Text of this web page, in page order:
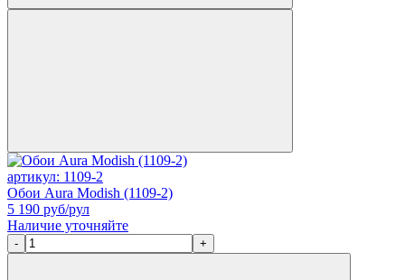
артикул: 1109-2
Обои Aura Modish (1109-2)
5 190 руб/рул
Наличие уточняйте
- +